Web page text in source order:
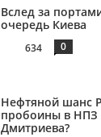
Вслед за
очередь Киева
634 0
Нефтяной шанс
пробоины в НПЗ
Дмитриева?